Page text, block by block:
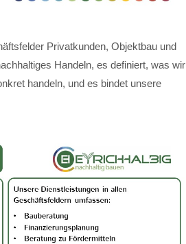
Privatkunden, Objektbau und
Handeln, es definiert, was wir
handeln, und es bindet unsere